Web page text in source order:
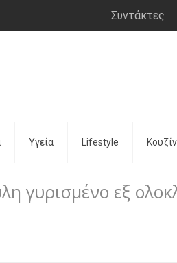
Συντάκτες
Υγεία Lifestyle
γυρισμένο εξ